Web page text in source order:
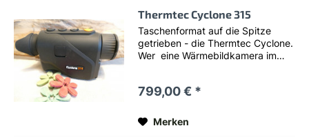
Thermtec Cyclone 315
Taschenformat auf die Spitze
getrieben - die Thermtec Cyclone.
Wer eine Wärmebildkamera im
möglichst leicht halten möchte
Cyclone...
799,00 € *
Merken